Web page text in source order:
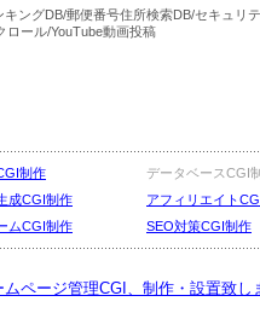
ングDB/郵便番号住所検索DB/セキュリ
ロール/YouTube動画投稿
制作 データベースCGI
成CGI制作 アフィリエイト
ムCGI制作 SEO対策CGI制作
ムページ管理CGI、制作・設置致し